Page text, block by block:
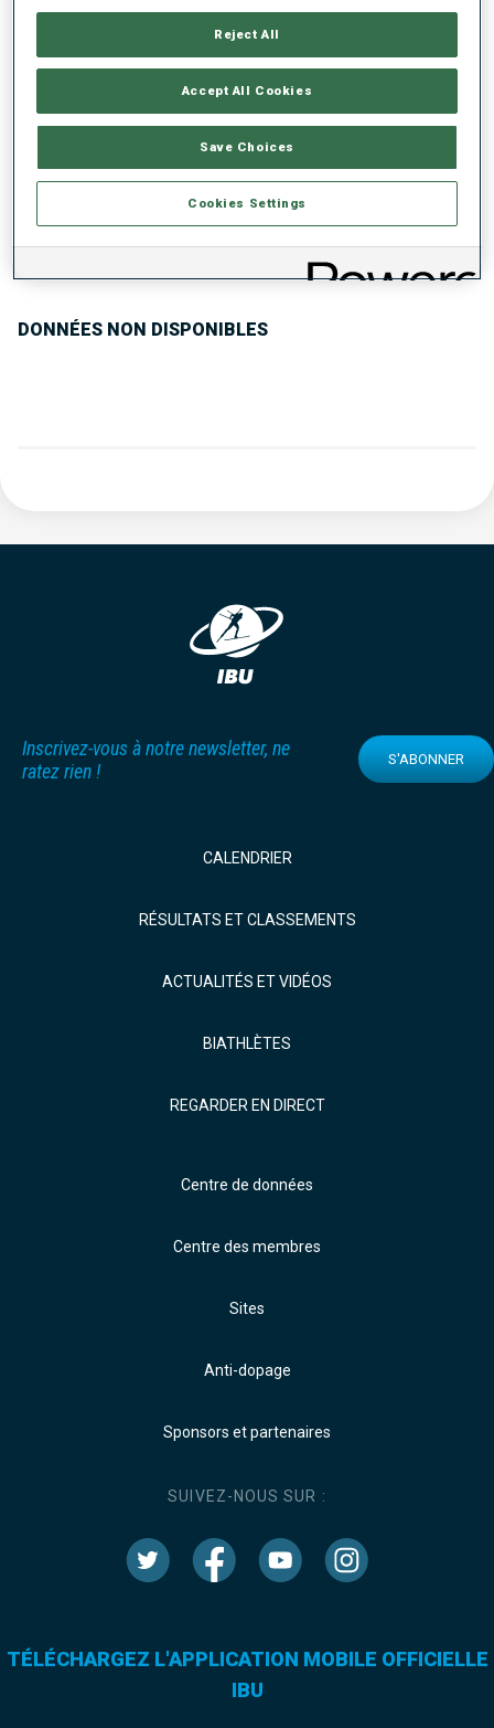
TIR COUCHÉ
Données non disponibles
Données non disponibles
TENDANCE DES PERFORMANCES
DONNÉES NON DISPONIBLES
Inscrivez-vous à notre newsletter, ne
ratez rien !
S'ABONNER
CALENDRIER
RÉSULTATS ET CLASSEMENTS
ACTUALITÉS ET VIDÉOS
BIATHLÈTES
REGARDER EN DIRECT
Centre de données
Centre des membres
Sites
Anti-dopage
Sponsors et partenaires
SUIVEZ-NOUS SUR :
TÉLÉCHARGEZ L'APPLICATION MOBILE OFFICIELLE
IBU
Reject All
Accept All Cookies
Save Choices
Cookies Settings